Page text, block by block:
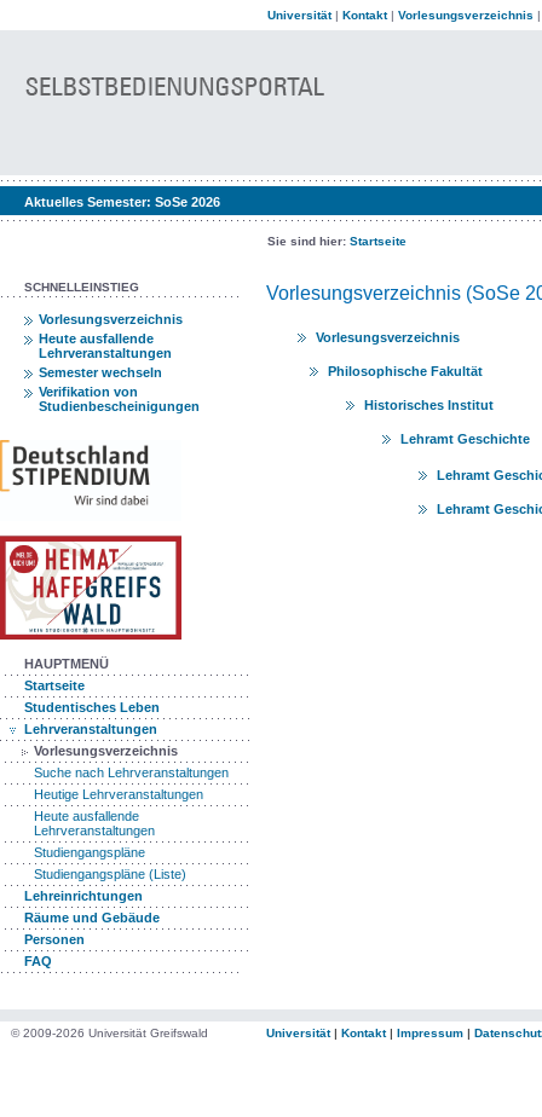
Universität| Kontakt| Vorlesungsverzeichnis
Aktuelles Semester: SoSe 2026
Sie sind hier: Startseite
SCHNELLEINSTIEG
Vorlesungsverzeichnis
Heute ausfallende
Lehrveranstaltungen
Semester wechseln
Verifikation von
Studienbescheinigungen
HAUPTMENÜ
Startseite
Studentisches Leben
Lehrveranstaltungen
Vorlesungsverzeichnis
Suche nach Lehrveranstaltungen
Heutige Lehrveranstaltungen
Heute ausfallende
Lehrveranstaltungen
Studiengangspläne
Studiengangspläne (Liste)
Lehreinrichtungen
Räume und Gebäude
Personen
FAQ
Vorlesungsverzeichnis (SoSe
Vorlesungsverzeichnis
Philosophische Fakultät
Historisches Institut
Lehramt Geschichte
Lehramt
Lehramt
© 2009-2026 Universität Greifswald Universität| Kontakt| Impressum |